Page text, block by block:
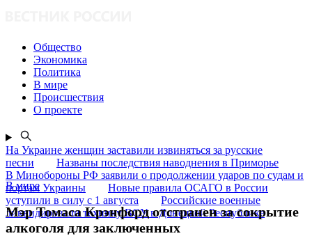
Общество
Экономика
Политика
В мире
Происшествия
О проекте
На Украине женщин заставили извиняться за русские
песни
Названы последствия наводнения в Приморье
В Минобороны РФ заявили о продолжении ударов по судам и
портам Украины
Новые правила ОСАГО в России
уступили в силу с 1 августа
Российские военные
ликвидировали технику ВСУ в Донецкой Республике
В мире
Мэр Томаса Крэнфорд отстранен за сокрытие
алкоголя для заключенных